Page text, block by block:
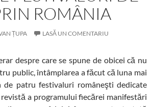
ROMÂNIA
ȚUPA LASĂ UN COMENTARIU
despre care se spune de obicei că nu
public, întâmplarea a făcut că luna mai
patru festivaluri româneşti dedicate
a programului fiecărei manifestări